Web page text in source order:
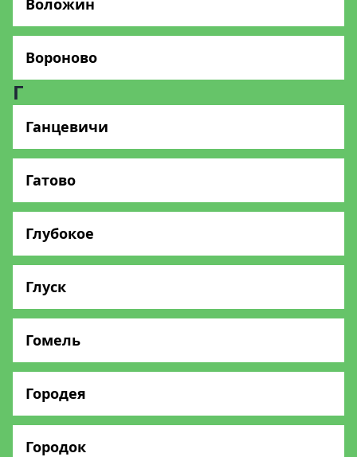
Воложин
Вороново
Г
Ганцевичи
Гатово
Глубокое
Глуск
Гомель
Городея
Городок